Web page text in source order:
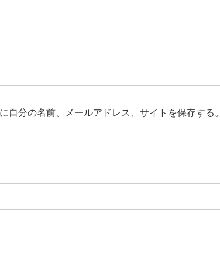
自分の名前、メールアドレス、サイトを保存する。